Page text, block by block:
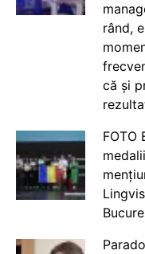
rând,
că și
FOTO